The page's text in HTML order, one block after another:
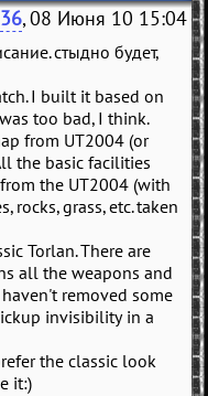
36, 08 Июня 10 15:04
стыдно будет,
I built it based on
too bad, I think.
from UT2004 (or
the basic facilities
the UT2004 (with
rocks, grass, etc. taken
Torlan. There are
all the weapons and
removed some
invisibility in a
the classic look
it:)